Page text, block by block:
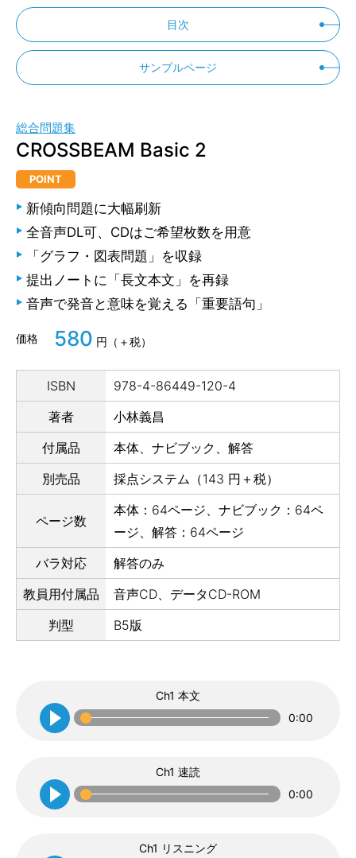
目次
サンプルページ
総合問題集
CROSSBEAM Basic 2
POINT
新傾向問題に大幅刷新
全音声DL可、CDはご希望枚数を用意
「グラフ・図表問題」を収録
提出ノートに「長文本文」を再録
音声で発音と意味を覚える「重要語句」
価格 580 円（＋税）
ISBN
978-4-86449-120-4
著者
小林義昌
付属品
本体、ナビブック、解答
別売品
採点システム（143 円＋税）
ページ数
本体：64ページ、ナビブック：64ペ
ージ、解答：64ページ
バラ対応
解答のみ
教員用付属品
音声CD、データCD-ROM
判型
B5版
Ch1 本文
0:00
Ch1 速読
0:00
Ch1 リスニング